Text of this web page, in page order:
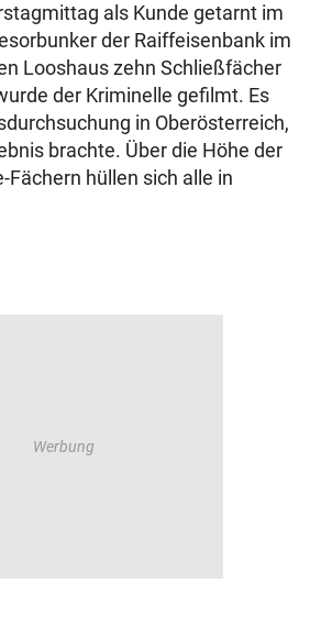
als Kunde getarnt im
der Raiffeisenbank im
Looshaus zehn Schließfächer
der Kriminelle gefilmt. Es
in Oberösterreich,
brachte. Über die Höhe der
Fächern hüllen sich alle in